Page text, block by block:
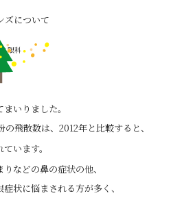
ズについて
いりました。
飛散数は、2012年と比較すると、
います。
などの鼻の症状の他、
状に悩まされる方が多く、